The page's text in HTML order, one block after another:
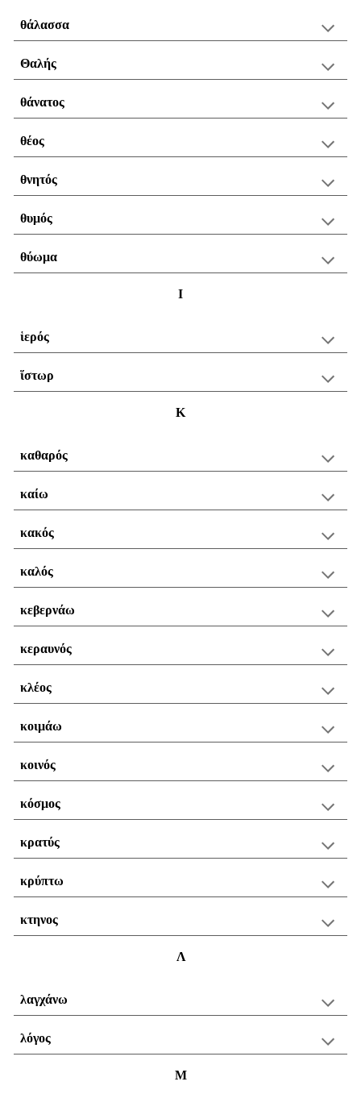
θάλασσα
Θαλής
θάνατος
θέος
θνητός
θυμός
θύωμα
Ι
ἱερός
ἵστωρ
Κ
καθαρός
καίω
κακός
καλός
κεβερνάω
κεραυνός
κλέος
κοιμάω
κοινός
κόσμος
κρατύς
κρύπτω
κτηνος
Λ
λαγχάνω
λόγος
Μ